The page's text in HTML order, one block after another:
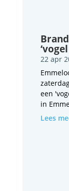
22 apr
een
in
Lees